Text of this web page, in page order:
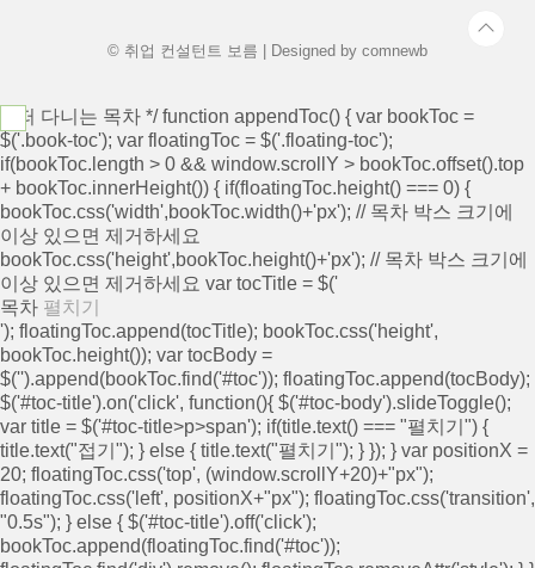
© 취업 컨설턴트 보름 | Designed by comnewb
/* 떠 다니는 목차 */ function appendToc() { var bookToc =
$('.book-toc'); var floatingToc = $('.floating-toc');
if(bookToc.length > 0 && window.scrollY > bookToc.offset().top
+ bookToc.innerHeight()) { if(floatingToc.height() === 0) {
bookToc.css('width',bookToc.width()+'px'); // 목차 박스 크기에
이상 있으면 제거하세요
bookToc.css('height',bookToc.height()+'px'); // 목차 박스 크기에
이상 있으면 제거하세요 var tocTitle = $('
목차 펼치기
'); floatingToc.append(tocTitle); bookToc.css('height',
bookToc.height()); var tocBody =
$('').append(bookToc.find('#toc')); floatingToc.append(tocBody);
$('#toc-title').on('click', function(){ $('#toc-body').slideToggle();
var title = $('#toc-title>p>span'); if(title.text() === "펼치기") {
title.text("접기"); } else { title.text("펼치기"); } }); } var positionX =
20; floatingToc.css('top', (window.scrollY+20)+"px");
floatingToc.css('left', positionX+"px"); floatingToc.css('transition',
"0.5s"); } else { $('#toc-title').off('click');
bookToc.append(floatingToc.find('#toc'));